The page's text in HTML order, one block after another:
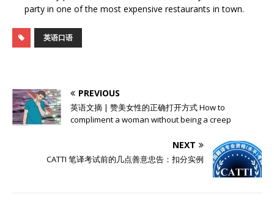
party in one of the most expensive restaurants in town.
英语口语
PREVIOUS
英语文摘 | 赞美女性的正确打开方式 How to
compliment a woman without being a creep
NEXT
CATTI ​笔译考试前的几点善意忠告：扣分实例